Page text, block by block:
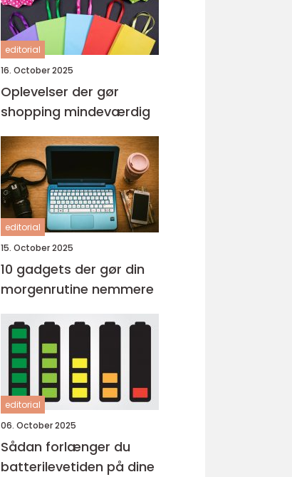
editorial
16. October 2025
Oplevelser der gør
shopping mindeværdig
editorial
15. October 2025
10 gadgets der gør din
morgenrutine nemmere
editorial
06. October 2025
Sådan forlænger du
batterilevetiden på dine